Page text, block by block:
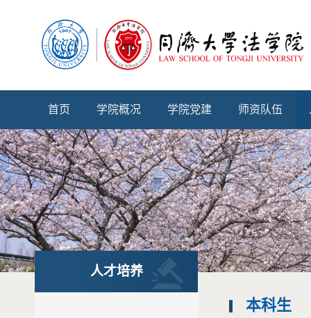
首页 学院概况 学院党建 师资队伍
人才培养
本科生